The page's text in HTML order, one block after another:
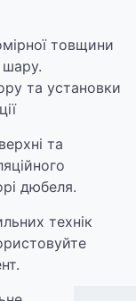
товщини
шару.
та установки
та
дюбеля.
технік